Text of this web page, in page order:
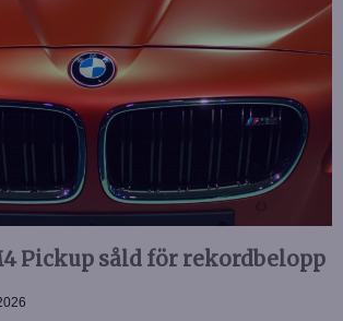
Pickup såld för rekordbelopp